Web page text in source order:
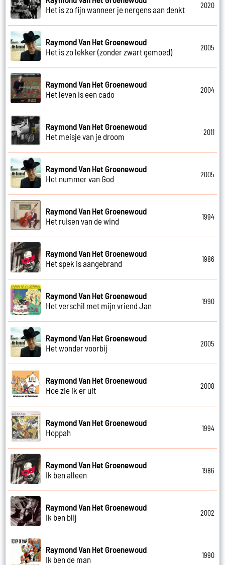
Het is zo fijn wanneer je nergens aan denkt
2020
Raymond Van Het Groenewoud
Het is zo lekker (zonder zwart gemoed)
2005
Raymond Van Het Groenewoud
Het leven is een cado
2004
Raymond Van Het Groenewoud
Het meisje van je droom
2011
Raymond Van Het Groenewoud
Het nummer van God
2005
Raymond Van Het Groenewoud
Het ruisen van de wind
1994
Raymond Van Het Groenewoud
Het spek is aangebrand
1986
Raymond Van Het Groenewoud
Het verschil met mijn vriend Jan
1990
Raymond Van Het Groenewoud
Het wonder voorbij
2005
Raymond Van Het Groenewoud
Hoe zie ik er uit
2008
Raymond Van Het Groenewoud
Hoppah
1994
Raymond Van Het Groenewoud
Ik ben alleen
1986
Raymond Van Het Groenewoud
Ik ben blij
2002
Raymond Van Het Groenewoud
Ik ben de man
1990